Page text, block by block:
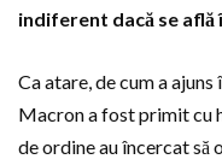
indiferent dacă se află
Ca atare, de cum a
Macron a fost primit cu
de ordine au încercat să